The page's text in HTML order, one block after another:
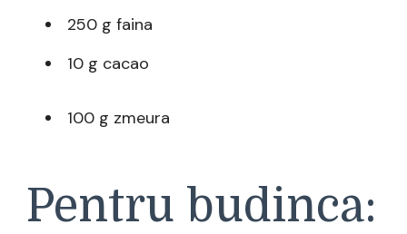
250 g faina
10 g cacao
100 g zmeura
Pentru budinca: